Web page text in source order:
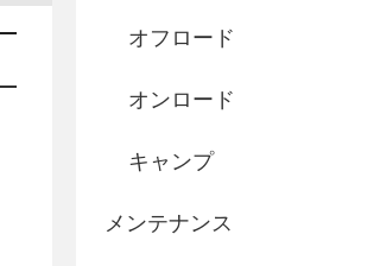
オフロード
オンロード
キャンプ
メンテナンス